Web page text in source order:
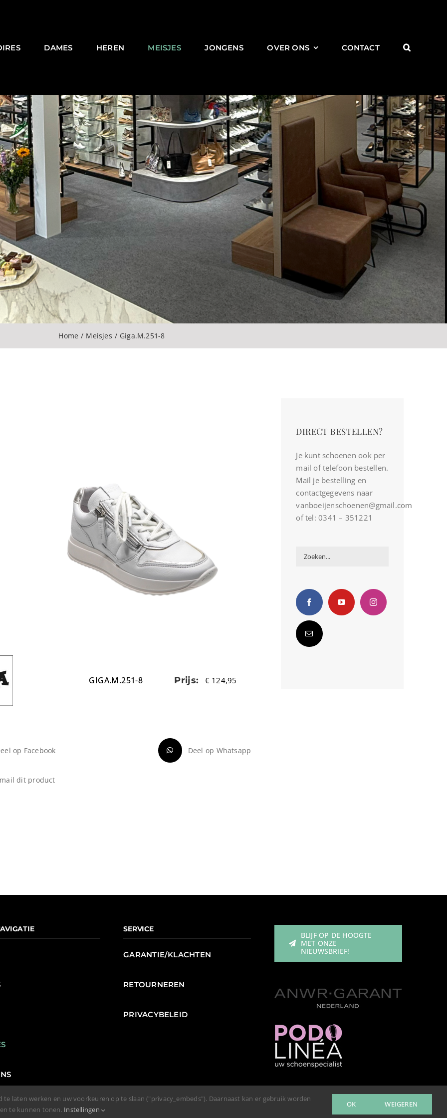
DAMES HEREN MEISJES JONGENS OVER ONS CONTACT
Home Meisjes Giga.M.251-8
GIGA.M.251-8 Prijs: €124,95
op Facebook Deel op Whatsapp
dit product
DIRECT BESTELLEN?
Je kunt schoenen ook per
mail of telefoon bestellen.
Mail je bestelling en
contactgegevens naar
vanboeijenschoenen@gmail.com
of tel: 0341 – 351221
SERVICE
GARANTIE/KLACHTEN
RETOURNEREN
PRIVACYBELEID
BLIJF OP DE HOOGTE
MET ONZE
NIEUWSBRIEF!
laten werken en uw voorkeuren op te slaan ("privacy_embeds"). Daarnaast kan er gebruik worden
te kunnen tonen. Instellingen
OK WEIGEREN